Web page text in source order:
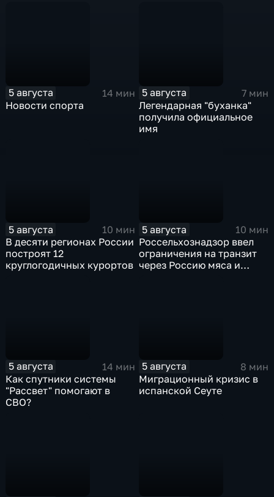
5 августа
14 мин
Новости спорта
5 августа
7 мин
Легендарная "буханка"
получила официальное
имя
5 августа
10 мин
В десяти регионах России
построят 12
круглогодичных курортов
5 августа
10 мин
Россельхознадзор ввел
ограничения на транзит
через Россию мяса и
5 августа
14 мин
Как спутники системы
"Рассвет" помогают в
СВО?
5 августа
8 мин
Миграционный кризис в
испанской Сеуте